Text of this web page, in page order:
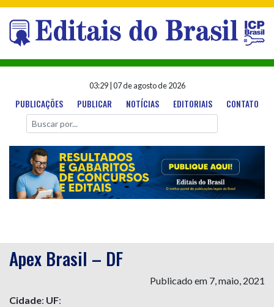
03:29| 07 de agosto de 2026
PUBLICAÇÕES PUBLICAR NOTÍCIAS EDITORIAIS CONTATO
Apex Brasil – DF
Publicado em 7, maio, 2021
Cidade: UF: